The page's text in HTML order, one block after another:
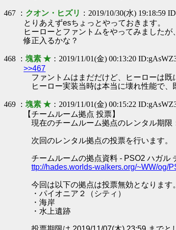
467 ： クオン・ヒズリ ：2019/10/30(水) 19:18:59
とりあえずesちょっとやっておきます。
ヒーローとファントムをやってみましたが
修正入るかな？
468 ： 塊素 ★ ：2019/11/01(金) 00:13:20
>>467
ファントムはまだだけど、ヒーローは既
ヒーロー実装当時は本当に壊れ性能で、
469 ： 塊素 ★ ：2019/11/01(金) 00:15:22
【チームルーム拠点 投票】
現在のチームルーム拠点のレンタル期限
次回のレンタル拠点の投票を行います。
チームルームの拠点資料 - PSO2 ハガル
ttp://hades.worlds-walkers.org/~WW/og/
今回は以下の拠点は投票無効となります。
・パイオニア２（シティ）
・海岸
・水上遺跡